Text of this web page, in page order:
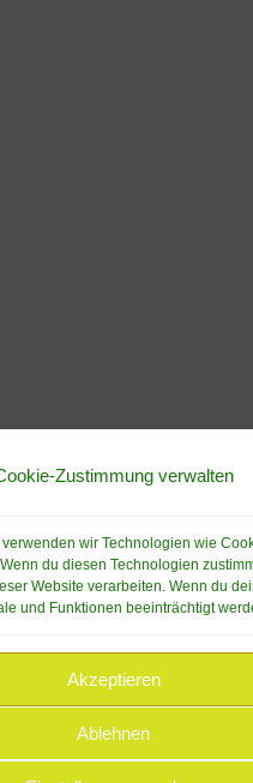
Zustimmung verwalten
wir Technologien wie
du diesen Technologien
Website verarbeiten. Wenn du
und Funktionen beeinträchtigt
Akzeptieren
Ablehnen